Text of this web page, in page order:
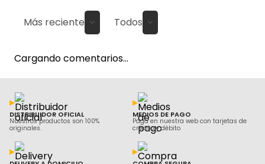
Más reciente Todos
Cargando comentarios…
DISTRIBUIDOR OFICIAL
Nuestros productos son 100%
originales.
MEDIOS DE PAGO
Paga en nuestra web con tarjetas de
crédito y débito